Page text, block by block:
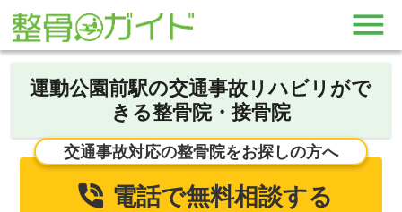
運動公園前駅の交通事故リハビリがで
きる整骨院・接骨院
交通事故対応の整骨院をお探しの方へ
電話で無料相談する